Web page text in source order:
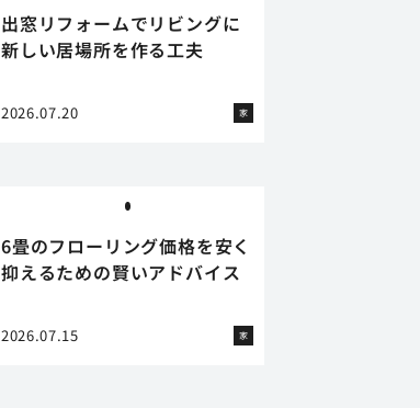
出窓リフォームでリビングに
新しい居場所を作る工夫
2026.07.20 家
6畳のフローリング価格を安く
抑えるための賢いアドバイス
2026.07.15 家